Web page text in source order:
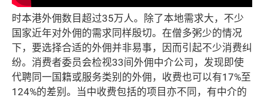
时本港外佣数目超过35万人。除了本地需求大，不少
国家近年对外佣的需求同样殷切。在僧多粥少的情况
下，要选择合适的外佣并非易事，因而引起不少消费纠
纷。消费者委员会检视33间外佣中介公司，发现即使
代聘同一国籍或服务类别的外佣，收费也可以有17%至
124%的差别。当中收费包括的项目亦不同，有中介的